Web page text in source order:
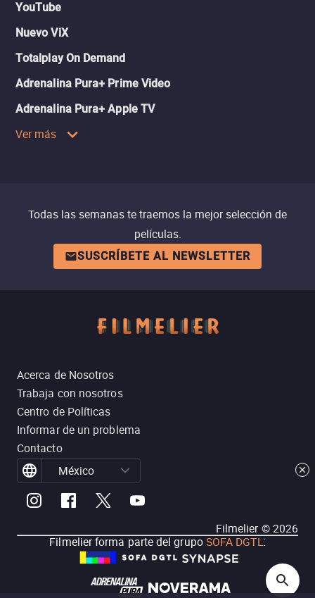
YouTube
Nuevo ViX
Totalplay On Demand
Adrenalina Pura+ Prime Video
Adrenalina Pura+ Apple TV
Ver más
Todas las semanas te traemos la mejor selección de
películas.
SUSCRÍBETE AL NEWSLETTER
Acerca de Nosotros
Trabaja con nosotros
Centro de Políticas
Informar de un problema
Contacto
México
Filmelier ©2026
Filmelier forma parte del grupoSOFA DGTL: